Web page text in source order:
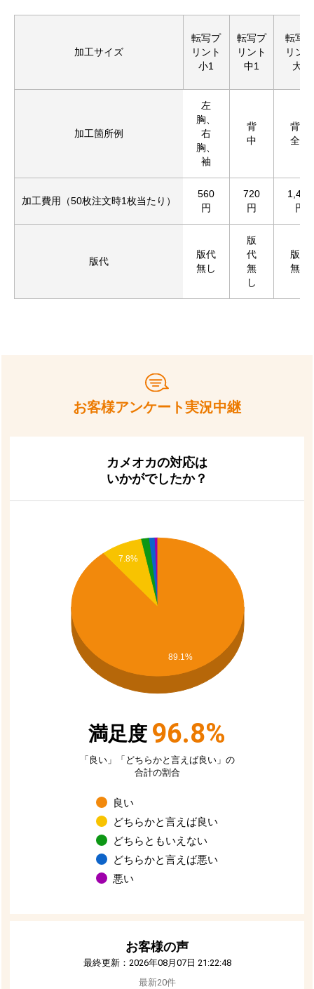
加工サイズ
転写プ
リント
小1
転写プ
リント
中1
転写プ
リント
大1
加工箇所例
左
胸、
右
胸、
袖
背
中
背中
全面
加工費用（50枚注文時1枚当たり）
560
円
720
円
1,430
円
版代
版代
無し
版
代
無
し
版代
無し